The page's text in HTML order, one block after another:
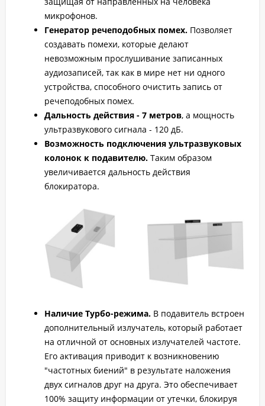
микрофонов.
Генератор речеподобных помех. Позволяет
создавать помехи, которые делают
невозможным прослушивание записанных
аудиозаписей, так как в мире нет ни одного
устройства, способного очистить запись от
речеподобных помех.
Дальность действия - 7 метров, а мощность
ультразвукового сигнала - 120 дБ.
Возможность подключения ультразвуковых
колонок к подавителю. Таким образом
увеличивается дальность действия
блокиратора.
Наличие Турбо-режима. В подавитель встроен
дополнительный излучатель, который работает
на отличной от основных излучателей частоте.
Его активация приводит к возникновению
"частотных биений" в результате наложения
двух сигналов друг на друга. Это обеспечивает
100% защиту информации от утечки, блокируя